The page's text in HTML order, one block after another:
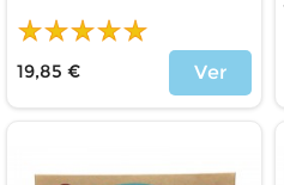
19,85 €
Ver